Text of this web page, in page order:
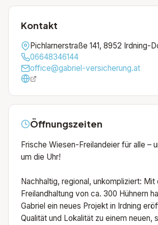
Kontakt
Pichlarnerstraße 141, 8952 Irdning-
06648346144
office@gabriel-versicherung.at
Öffnungszeiten
Frische Wiesen-Freilandeier für alle –
um die Uhr!
Nachhaltig, regional, unkompliziert: Mit
Freilandhaltung von ca. 300 Hühnern
Gabriel ein neues Projekt in Irdning
Qualität und Lokalität zu einem neuen,